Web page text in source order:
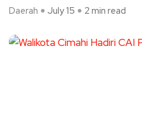
Daerah
July 15 2 min read